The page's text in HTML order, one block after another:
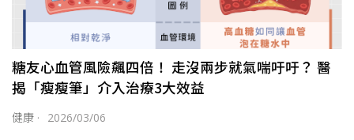
糖友心血管風險飆四倍！ 走沒兩步就氣喘吁吁？ 醫
揭「瘦瘦筆」介入治療3大效益
健康 · 2026/03/06